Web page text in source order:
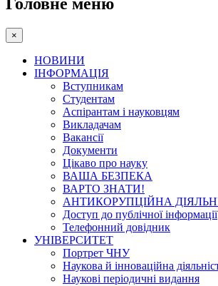
×
НОВИНИ
ІНФОРМАЦІЯ
Вступникам
Студентам
Аспірантам і науковцям
Викладачам
Вакансії
Документи
Цікаво про науку
ВАША БЕЗПЕКА
ВАРТО ЗНАТИ!
АНТИКОРУПЦІЙНА
Доступ до публічної інформації
Телефонний довідник
УНІВЕРСИТЕТ
Портрет ЧНУ
Наукова й інноваційна
Наукові періодичні видання